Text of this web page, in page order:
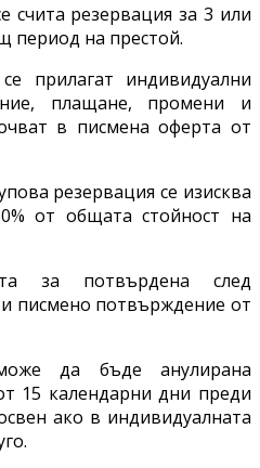
счита резервация за 3 или
период на престой.
прилагат индивидуални
плащане, промени и
в писмена оферта от
резервация се изисква
от общата стойност на
за потвърдена след
писмено потвърждение от
да бъде анулирана
15 календарни дни преди
ако в индивидуалната